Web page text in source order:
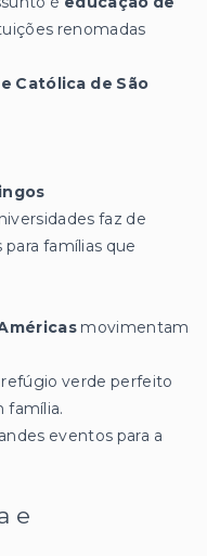
renomadas
Católica de São
faz de
famílias que
movimentam
verde perfeito
família.
eventos para a
e